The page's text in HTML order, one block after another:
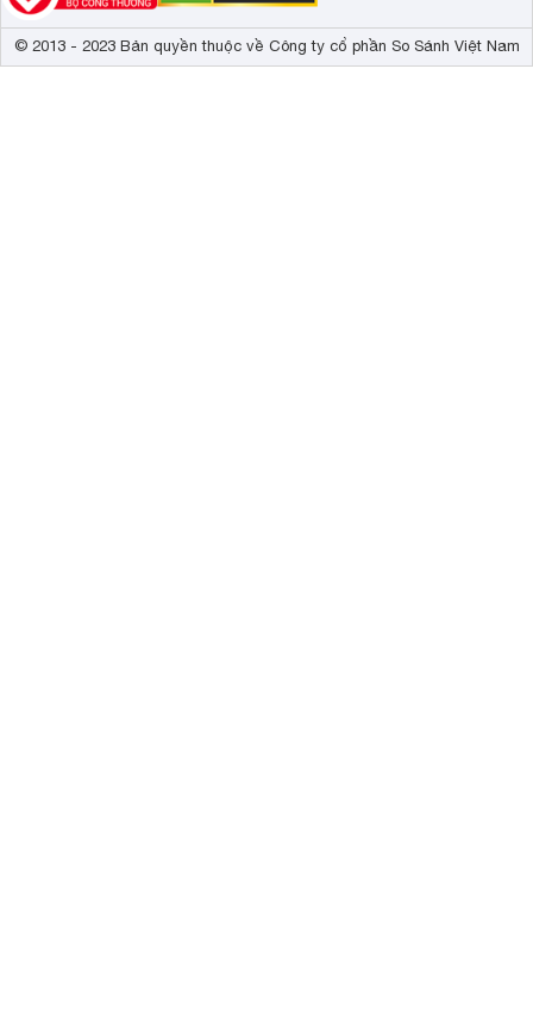
© 2013 - 2023 Bản quyền thuộc về Công ty cổ phần So Sánh Việt Nam